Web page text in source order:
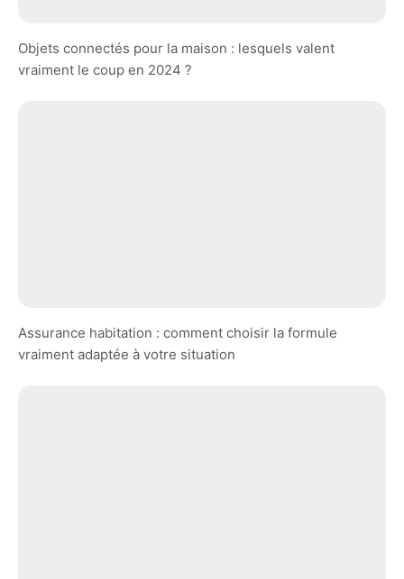
Objets connectés pour la maison : lesquels valent
vraiment le coup en 2024 ?
Assurance habitation : comment choisir la formule
vraiment adaptée à votre situation